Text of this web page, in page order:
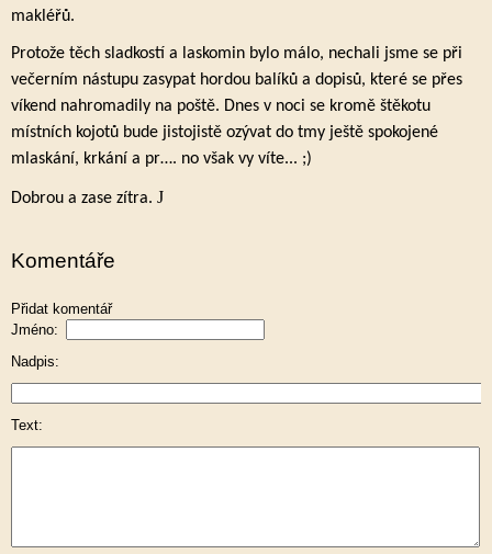
makléřů.
Protože těch sladkostí a laskomin bylo málo, nechali jsme se při
večerním nástupu zasypat hordou balíků a dopisů, které se přes
víkend nahromadily na poště. Dnes v noci se kromě štěkotu
místních kojotů bude jistojistě ozývat do tmy ještě spokojené
mlaskání, krkání a pr…. no však vy víte... ;)
Dobrou a zase zítra. J
Komentáře
Přidat komentář
Jméno:
Nadpis:
Text: